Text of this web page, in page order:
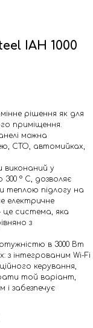
IAH 1000
рішення як для
приміщення.
можна
СТО, автомийках,
виконаний у
° С, дозволяє
теплою підлогу на
електричне
це система, яка
з
в 3000 Вт
з інтегрованим Wi-Fi
керування,
той варіант,
забезпечує